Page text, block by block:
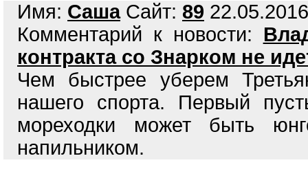
Имя: СашаСайт: 89
Комментарий к новости:
контракта со Знарком не
Чем быстрее уберем
нашего спорта. Первый
мореходки может быть
напильником.